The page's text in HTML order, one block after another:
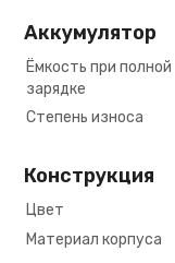
Аккумулятор
Ёмкость при полной
зарядке
Степень износа
Конструкция
Цвет
Материал корпуса